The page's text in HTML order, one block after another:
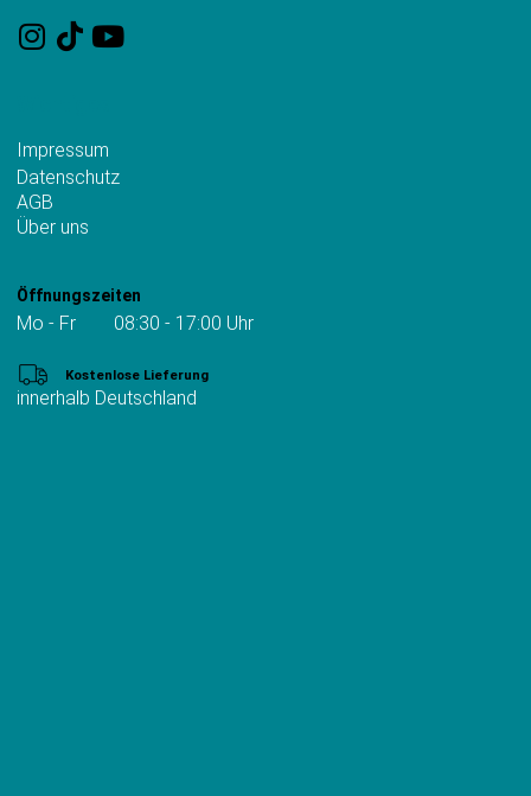
Impressum
Datenschutz
AGB
Über uns
Öffnungszeiten
Mo - Fr 08:30 - 17:00 Uhr
Kostenlose Lieferung
innerhalb Deutschland